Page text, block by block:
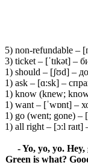
5) non-refundable –
3) ticket – [ˈtɪkət] –
1) should – [ʃʊd] –
1) ask – [ɑ:sk] –
1) know (knew;
1) want – [ˈwɒnt] –
1) go (went; gone) –
1) all right – [ɔ:l raɪt]
- Yo, yo, yo.
Green is what?